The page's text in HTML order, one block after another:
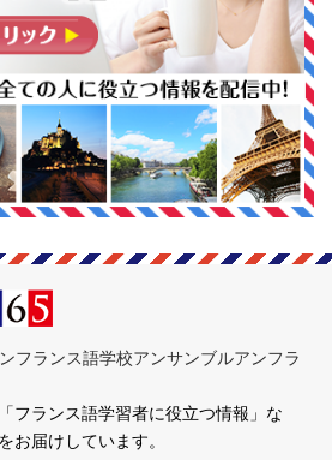
フランス語学校アンサンブルアンフラ
フランス語学習者に役立つ情報」な
お届けしています。